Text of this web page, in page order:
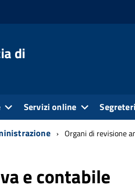
di
Servizi online
Organi di revisione
e contabile